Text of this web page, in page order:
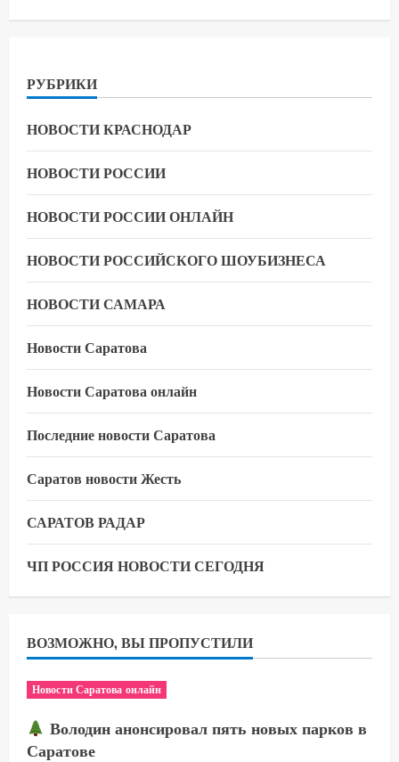
РУБРИКИ
НОВОСТИ КРАСНОДАР
НОВОСТИ РОССИИ
НОВОСТИ РОССИИ ОНЛАЙН
НОВОСТИ РОССИЙСКОГО ШОУБИЗНЕСА
НОВОСТИ САМАРА
Новости Саратова
Новости Саратова онлайн
Последние новости Саратова
Саратов новости Жесть
САРАТОВ РАДАР
ЧП РОССИЯ НОВОСТИ СЕГОДНЯ
ВОЗМОЖНО, ВЫ ПРОПУСТИЛИ
Новости Саратова онлайн
Володин анонсировал пять новых парков в
Саратове